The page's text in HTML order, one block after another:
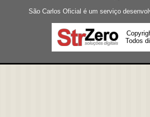
São Carlos Oficial é um serviço
Todos